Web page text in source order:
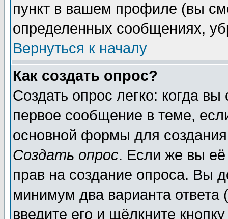
пункт в вашем профиле (вы
определенных сообщениях,
Вернуться к началу
Как создать опрос?
Создать опрос легко: когда
первое сообщение в теме,
основной формы для
Создать опрос. Если же вы её
прав на создание опроса. Вы
минимум два варианта ответа
введите его и щёлкните